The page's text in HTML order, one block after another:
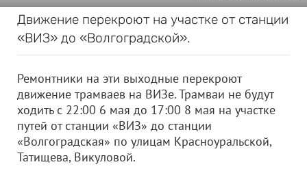
Движение перекроют на участке от станции
«ВИЗ» до «Волгоградской».
Ремонтники на эти выходные перекроют
движение трамваев на ВИЗе. Трамваи не будут
ходить с 22:00 6 мая до 17:00 8 мая на участке
путей от станции «ВИЗ» до станции
«Волгоградская» по улицам Красноуральской,
Татищева, Викуловой.